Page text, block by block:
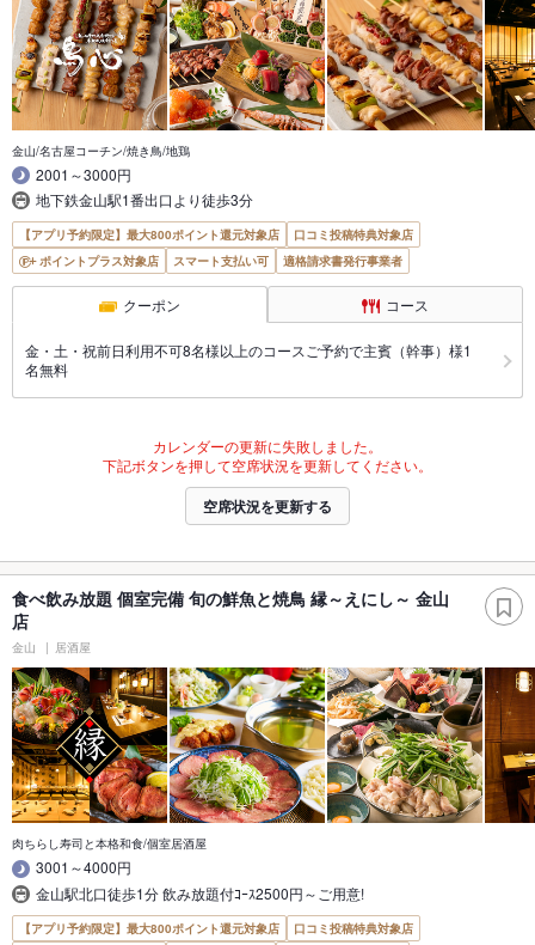
金山/名古屋コーチン/焼き鳥/地鶏
2001～3000円
地下鉄金山駅1番出口より徒歩3分
【アプリ予約限定】最大800ポイント還元対象店
口コミ投稿特典対象店
ポイントプラス対象店
スマート支払い可 適格請求書発行事業者
クーポン コース
金・土・祝前日利用不可8名様以上のコースご予約で主賓（幹事）様1
名無料
カレンダーの更新に失敗しました。
下記ボタンを押して空席状況を更新してください。
空席状況を更新する
食べ飲み放題 個室完備 旬の鮮魚と焼鳥 縁～えにし～ 金山
店
金山 居酒屋
肉ちらし寿司と本格和食/個室居酒屋
3001～4000円
金山駅北口徒歩1分 飲み放題付ｺｰｽ2500円～ご用意!
【アプリ予約限定】最大800ポイント還元対象店
口コミ投稿特典対象店